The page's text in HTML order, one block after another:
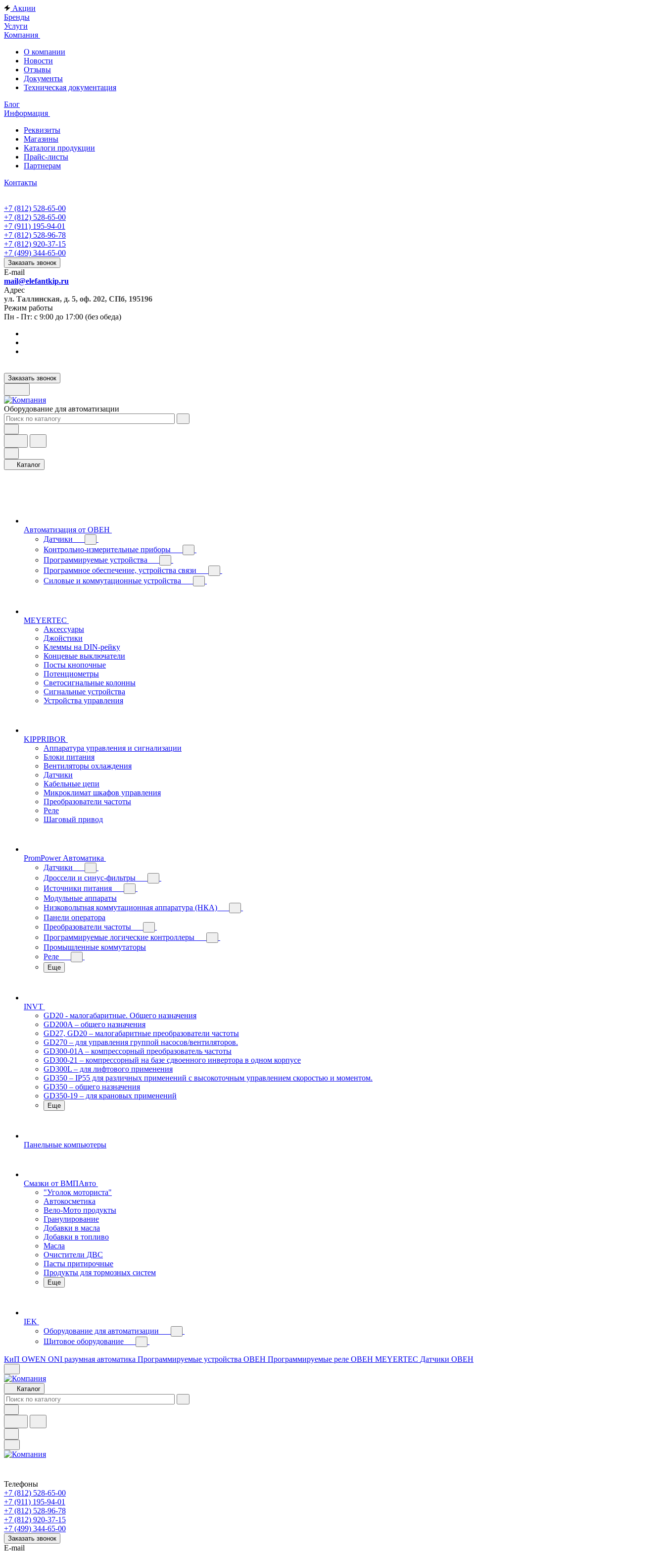
Акции
Бренды
Услуги
Компания
О компании
Новости
Отзывы
Документы
Техническая документация
Блог
Информация
Реквизиты
Магазины
Каталоги продукции
Прайс-листы
Партнерам
Контакты
+7 (812) 528-65-00
+7 (812) 528-65-00
+7 (911) 195-94-01
+7 (812) 528-96-78
+7 (812) 920-37-15
+7 (499) 344-65-00
Заказать звонок
E-mail
mail@elefantkip.ru
Адрес
ул. Таллинская, д. 5, оф. 202, СПб, 195196
Режим работы
Пн - Пт: с 9:00 до 17:00 (без обеда)
Заказать звонок
Оборудование для автоматизации
Каталог
Автоматизация от ОВЕН
Датчики
Контрольно-измерительные приборы
Программируемые устройства
Программное обеспечение, устройства связи
Силовые и коммутационные устройства
MEYERTEC
Аксессуары
Джойстики
Клеммы на DIN-рейку
Концевые выключатели
Посты кнопочные
Потенциометры
Светосигнальные колонны
Сигнальные устройства
Устройства управления
KIPPRIBOR
Аппаратура управления и сигнализации
Блоки питания
Вентиляторы охлаждения
Датчики
Кабельные цепи
Микроклимат шкафов управления
Преобразователи частоты
Реле
Шаговый привод
PromPower Автоматика
Датчики
Дроссели и синус-фильтры
Источники питания
Модульные аппараты
Низковольтная коммутационная аппаратура (НКА)
Панели оператора
Преобразователи частоты
Программируемые логические контроллеры
Промышленные коммутаторы
Реле
Еще
INVT
GD20 - малогабаритные. Общего назначения
GD200A – общего назначения
GD27, GD20 – малогабаритные преобразователи частоты
GD270 – для управления группой насосов/вентиляторов.
GD300-01A – компрессорный преобразователь частоты
GD300-21 – компрессорный на базе сдвоенного инвертора в одном корпусе
GD300L – для лифтового применения
GD350 – IP55 для различных применений с высокоточным управлением скоростью и моментом.
GD350 – общего назначения
GD350-19 – для крановых применений
Еще
Панельные компьютеры
Смазки от ВМПАвто
"Уголок моториста"
Автокосметика
Вело-Мото продукты
Гранулирование
Добавки в масла
Добавки в топливо
Масла
Очистители ДВС
Пасты притирочные
Продукты для тормозных систем
Еще
IEK
Оборудование для автоматизации
Щитовое оборудование
КиП OWEN ONI разумная автоматика Программируемые устройства ОВЕН Программируемые реле ОВЕН MEYERTEC Датчики ОВЕН
Каталог
Телефоны
+7 (812) 528-65-00
+7 (911) 195-94-01
+7 (812) 528-96-78
+7 (812) 920-37-15
+7 (499) 344-65-00
Заказать звонок
E-mail